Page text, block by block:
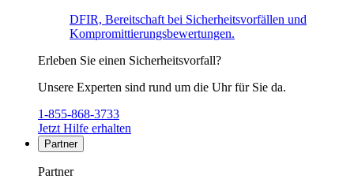
DFIR, Bereitschaft bei Sicherheitsvorfällen und
Kompromittierungsbewertungen.
Erleben Sie einen Sicherheitsvorfall?
Unsere Experten sind rund um die Uhr für Sie da.
1-855-868-3733
Jetzt Hilfe erhalten
Partner
Partner